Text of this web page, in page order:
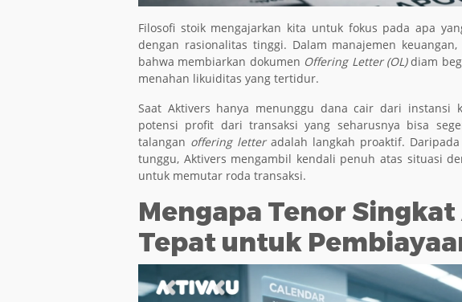
Filosofi stoik mengajarkan kita untuk fokus pada apa
dengan rasionalitas tinggi. Dalam manajemen
bahwa membiarkan dokumen Offering Letter (OL)diam
menahan likuiditas yang tertidur.
Saat Aktivers hanya menunggu dana cair dari instansi
potensi profit dari transaksi yang seharusnya bisa
talangan offering letteradalah langkah proaktif.
tunggu, Aktivers mengambil kendali penuh atas situasi
untuk memutar roda transaksi.
Mengapa Tenor
Tepat untuk